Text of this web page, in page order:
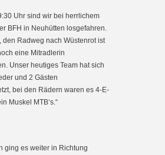
Uhr sind wir bei herrlichem
BFH in Neuhütten losgefahren.
den Radweg nach Wüstenrot ist
eine Mitradlerin
Unser heutiges Team hat sich
und 2 Gästen
bei den Rädern waren es 4-E-
Muskel MTB‘s.“
ging es weiter in Richtung